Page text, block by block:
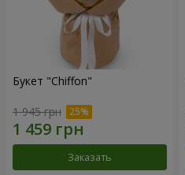
Букет "Chiffon"
1 945 грн
Заказать